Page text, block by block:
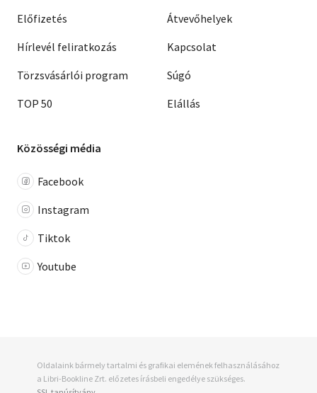
Előfizetés
Hírlevél feliratkozás
Törzsvásárlói program
TOP 50
Átvevőhelyek
Kapcsolat
Súgó
Elállás
Közösségi média
Facebook
Instagram
Tiktok
Youtube
Oldalaink bármely tartalmi és grafikai elemének felhasználásához
a Libri-Bookline Zrt. előzetes írásbeli engedélye szükséges.